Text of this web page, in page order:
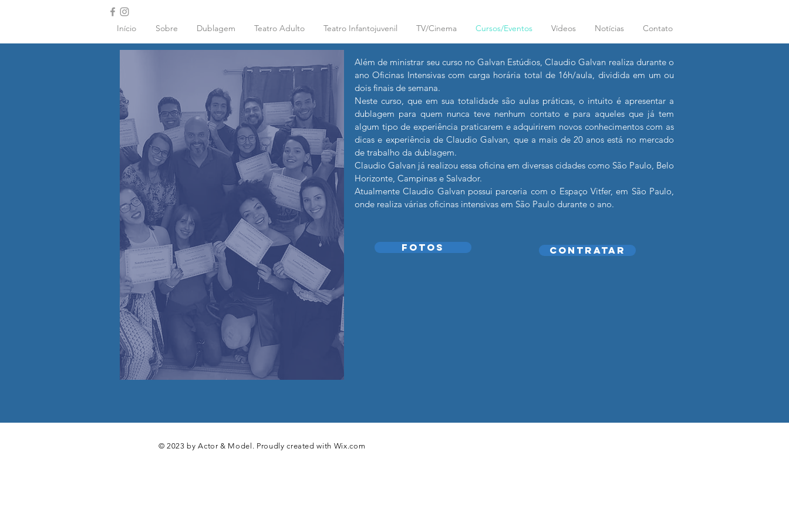
Início Sobre Dublagem Teatro Adulto Teatro Infantojuvenil TV/Cinema Cursos/Eventos Vídeos Notícias Contato
Além de ministrar seu curso no Galvan Estúdios, Claudio Galvan realiza durante o
ano Oficinas Intensivas com carga horária total de 16h/aula, dividida em um ou
dois finais de semana.
Neste curso, que em sua totalidade são aulas práticas, o intuito é apresentar a
dublagem para quem nunca teve nenhum contato e para aqueles que já tem
algum tipo de experiência praticarem e adquirirem novos conhecimentos com as
dicas e experiência de Claudio Galvan, que a mais de 20 anos está no mercado
de trabalho da dublagem.
Claudio Galvan já realizou essa oficina em diversas cidades como São Paulo, Belo
Horizonte, Campinas e Salvador.
Atualmente Claudio Galvan possui parceria com o Espaço Vitfer, em São Paulo,
onde realiza várias oficinas intensivas em São Paulo durante o ano.
CONTRATAR
FOTOS
© 2023 by Actor & Model. Proudly created with Wix.com